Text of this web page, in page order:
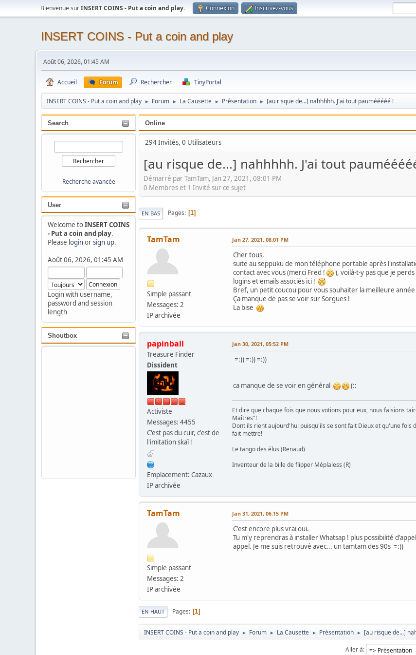
Bienvenue surINSERT COINS - Put a coin and play. Connexion Inscrivez-vous
INSERT COINS - Put a coin and play
Août 06, 2026, 01:45 AM
Accueil Forum Rechercher TinyPortal
INSERT COINS - Put a coin and play ► Forum ► La Causette ► Présentation ► [au risque de...] nahhhhh. J'ai tout paumééééé !
Search
Recherche avancée
User
Welcome toINSERT COINS
- Put a coin and play.
Please loginorsign up.
Août 06, 2026, 01:45 AM
Login with username,
password and session
length
Shoutbox
Online
294 Invités, 0 Utilisateurs
[au risque de...] nahhhhh. J'ai tout
Démarré par TamTam, Jan 27, 2021, 08:01 PM
0 Membres et 1 Invité sur ce sujet
EN BAS Pages 1
TamTam
Simple passant
Messages: 2
IP archivée
Jan 27, 2021, 08:01 PM
Cher tous,
suite au seppuku de mon téléphone portable après
contact avec vous (merci Fred !
), voilà-t-y pas que je
logins et emails associés ici !
Bref, un petit coucou pour vous souhaiter la meilleure
Ça manque de pas se voir sur Sorgues !
La bise
papinball
Treasure Finder
Dissident
Activiste
Messages: 4455
C'est pas du cuir, c'est de
l'imitation skaï !
Emplacement: Cazaux
IP archivée
Jan 30, 2021, 05:52 PM
=:)) =:)) =:))
ca manque de se voir en général (::
Et dire que chaque fois que nous votions pour eux, nous faisions
Maîtres"!
Dont ils rient aujourd'hui puisqu'ils se sont fait Dieux et qu'une fois
fait mettre!
Le tango des élus (Renaud)
Inventeur de la bille de flipper Méplaless (R)
TamTam
Simple passant
Messages: 2
IP archivée
Jan 31, 2021, 06:15 PM
C'est encore plus vrai oui.
Tu m'y reprendras à installer Whatsap ! plus possibilité
appel. Je me suis retrouvé avec... un tamtam des 90s =:))
EN HAUT Pages 1
INSERT COINS - Put a coin and play ► Forum ► La Causette ► Présentation ► [au risque de...]
Aller à